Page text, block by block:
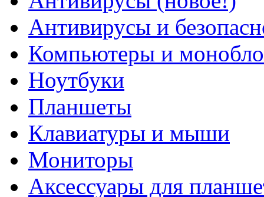
Антивирусы и
Компьютеры и
Ноутбуки
Планшеты
Клавиатуры и мыши
Мониторы
Аксессуары для